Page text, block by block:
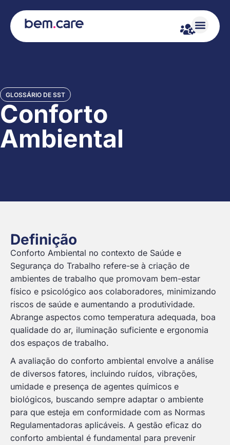
GLOSSÁRIO DE SST
Conforto
Ambiental
Definição
Conforto Ambiental no contexto de Saúde e
Segurança do Trabalho refere-se à criação de
ambientes de trabalho que promovam bem-estar
físico e psicológico aos colaboradores, minimizando
riscos de saúde e aumentando a produtividade.
Abrange aspectos como temperatura adequada, boa
qualidade do ar, iluminação suficiente e ergonomia
dos espaços de trabalho.
A avaliação do conforto ambiental envolve a análise
de diversos fatores, incluindo ruídos, vibrações,
umidade e presença de agentes químicos e
biológicos, buscando sempre adaptar o ambiente
para que esteja em conformidade com as Normas
Regulamentadoras aplicáveis. A gestão eficaz do
conforto ambiental é fundamental para prevenir